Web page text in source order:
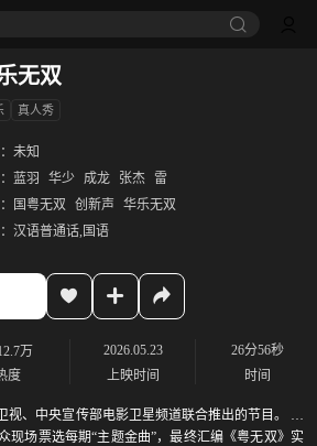
无双
真人秀
未知
蓝羽 华少 成龙 张杰
雷
国粤无双 创新声
华乐无双
汉语普通话,国语
万
度
2026.05.23
上映时间
26分56秒
时间
视、中央宣传部电影卫星频道联合推出的节目。 该
现场票选每期“主题金曲”，最终汇编《粤无双》实